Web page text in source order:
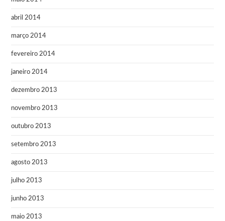
abril 2014
março 2014
fevereiro 2014
janeiro 2014
dezembro 2013
novembro 2013
outubro 2013
setembro 2013
agosto 2013
julho 2013
junho 2013
maio 2013